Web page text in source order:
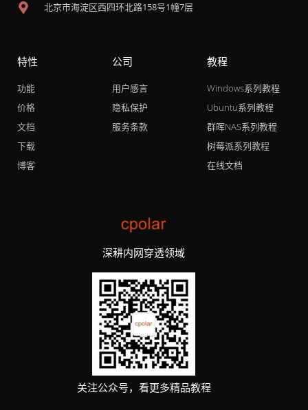
北京市海淀区西四环北路158号1幢7层
特性
功能
价格
文档
下载
博客
公司
用户感言
隐私保护
服务条款
教程
Windows系列教程
Ubuntu系列教程
群晖NAS系列教程
树莓派系列教程
在线文档
深耕内网穿透领域
关注公众号，看更多精品教程